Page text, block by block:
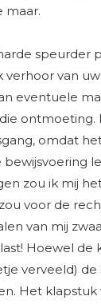
maar.
speurder
verhoor van
eventuele
ontmoeting.
omdat
zou ik mij
voor de
van mij
Hoewel de
verveeld)
Het klapstuk